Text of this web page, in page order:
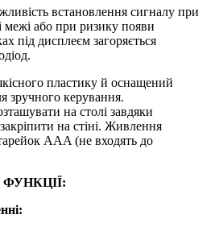
встановлення сигналу при
межі або при ризику появи
під дисплеєм загоряється
пластику й оснащений
зручного керування.
на столі завдяки
на стіні. Живлення
AAA (не входять до
ФУНКЦІЇ: